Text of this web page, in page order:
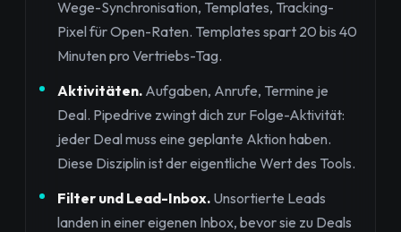
Wege-Synchronisation, Templates, Tracking-
Pixel für Open-Raten. Templates spart 20 bis 40
Minuten pro Vertriebs-Tag.
Aktivitäten. Aufgaben, Anrufe, Termine je
Deal. Pipedrive zwingt dich zur Folge-Aktivität:
jeder Deal muss eine geplante Aktion haben.
Diese Disziplin ist der eigentliche Wert des Tools.
Filter und Lead-Inbox. Unsortierte Leads
landen in einer eigenen Inbox, bevor sie zu Deals